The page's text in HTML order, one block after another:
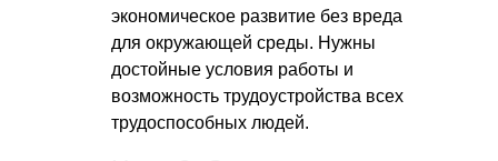
экономическое развитие без вреда
для окружающей среды. Нужны
достойные условия работы и
возможность трудоустройства всех
трудоспособных людей.